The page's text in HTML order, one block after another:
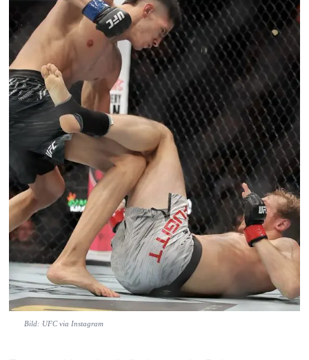
Bild: UFC via Instagram